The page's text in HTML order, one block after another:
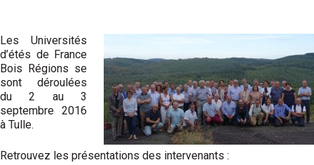
Les Universités
d’étés de France
Bois Régions se
sont déroulées
du 2 au 3
septembre 2016
à Tulle.
Retrouvez les présentations des intervenants :